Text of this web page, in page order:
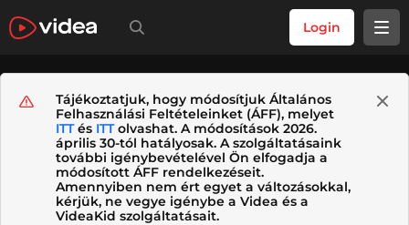
Login
Tájékoztatjuk, hogy módosítjuk Általános
Felhasználási Feltételeinket (ÁFF), melyet
ITTés ITTolvashat. A módosítások 2026.
április 30-tól hatályosak. A szolgáltatásaink
további igénybevételével Ön elfogadja a
módosított ÁFF rendelkezéseit.
Amennyiben nem ért egyet a változásokkal,
kérjük, ne vegye igénybe a Videa és a
VideaKid szolgáltatásait.